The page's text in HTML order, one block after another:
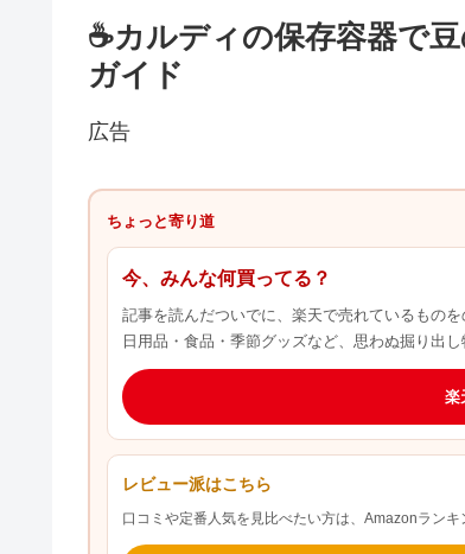
☕カルディの保存容器で
ガイド
広告
ちょっと寄り道
今、みんな何買ってる？
記事を読んだついでに、楽天で売れているものを
日用品・食品・季節グッズなど、思わぬ掘り出
楽
レビュー派はこちら
口コミや定番人気を見比べたい方は、Amazonランキ